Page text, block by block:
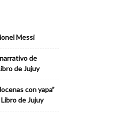
Messi
de
de Jujuy
con yapa”
de Jujuy